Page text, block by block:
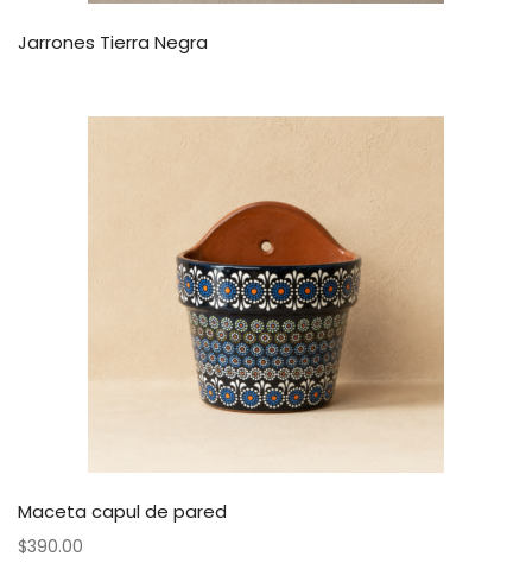
Jarrones Tierra Negra
Maceta capul de pared
$390.00